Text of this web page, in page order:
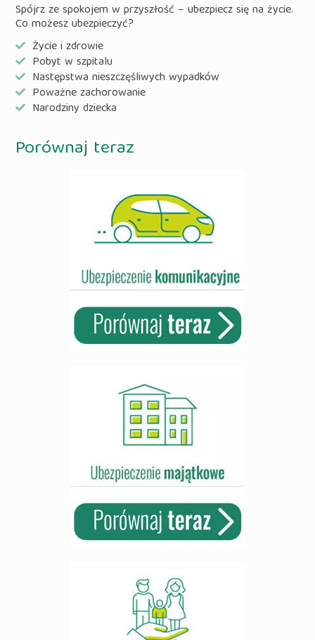
Spójrz ze spokojem w przyszłość – ubezpiecz się na życie.
Co możesz ubezpieczyć?
Życie i zdrowie
Pobyt w szpitalu
Następstwa nieszczęśliwych wypadków
Poważne zachorowanie
Narodziny dziecka
Porównaj teraz